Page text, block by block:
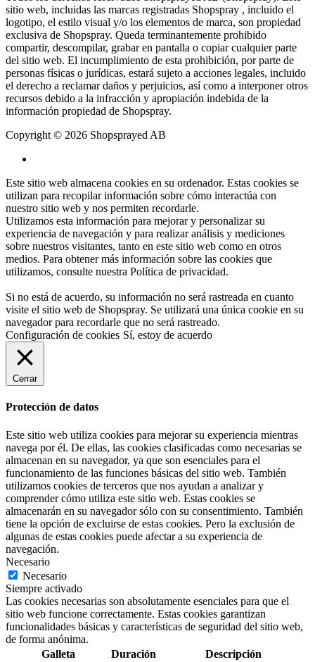
sitio web, incluidas las marcas registradas Shopspray , incluido el
logotipo, el estilo visual y/o los elementos de marca, son propiedad
exclusiva de Shopspray. Queda terminantemente prohibido
compartir, descompilar, grabar en pantalla o copiar cualquier parte
del sitio web. El incumplimiento de esta prohibición, por parte de
personas físicas o jurídicas, estará sujeto a acciones legales, incluido
el derecho a reclamar daños y perjuicios, así como a interponer otros
recursos debido a la infracción y apropiación indebida de la
información propiedad de Shopspray.
Copyright © 2026 Shopsprayed AB
Este sitio web almacena cookies en su ordenador. Estas cookies se
utilizan para recopilar información sobre cómo interactúa con
nuestro sitio web y nos permiten recordarle.
Utilizamos esta información para mejorar y personalizar su
experiencia de navegación y para realizar análisis y mediciones
sobre nuestros visitantes, tanto en este sitio web como en otros
medios. Para obtener más información sobre las cookies que
utilizamos, consulte nuestra Política de privacidad.
Si no está de acuerdo, su información no será rastreada en cuanto
visite el sitio web de Shopspray. Se utilizará una única cookie en su
navegador para recordarle que no será rastreado.
Configuración de cookies Sí, estoy de acuerdo
Cerrar
Protección de datos
Este sitio web utiliza cookies para mejorar su experiencia mientras
navega por él. De ellas, las cookies clasificadas como necesarias se
almacenan en su navegador, ya que son esenciales para el
funcionamiento de las funciones básicas del sitio web. También
utilizamos cookies de terceros que nos ayudan a analizar y
comprender cómo utiliza este sitio web. Estas cookies se
almacenarán en su navegador sólo con su consentimiento. También
tiene la opción de excluirse de estas cookies. Pero la exclusión de
algunas de estas cookies puede afectar a su experiencia de
navegación.
Necesario
Necesario
Siempre activado
Las cookies necesarias son absolutamente esenciales para que el
sitio web funcione correctamente. Estas cookies garantizan
funcionalidades básicas y características de seguridad del sitio web,
de forma anónima.
Galleta
Duración Descripción